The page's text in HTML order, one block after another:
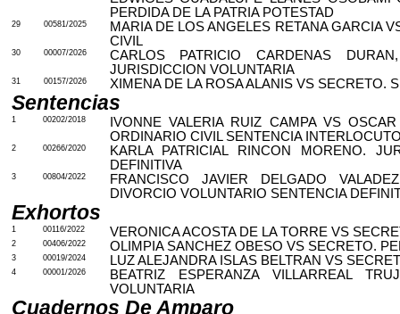
PERDIDA DE LA PATRIA POTESTAD
29 00581/2025
MARIA DE LOS ANGELES RETANA GARCIA
CIVIL
30 00007/2026
CARLOS PATRICIO CARDENAS
JURISDICCION VOLUNTARIA
31 00157/2026 XIMENA DE LA ROSA ALANIS VS SECRETO.
Sentencias
1 00202/2018
IVONNE VALERIA RUIZ CAMPA VS
ORDINARIO CIVIL SENTENCIA
2 00266/2020
KARLA PATRICIAL RINCON MORENO.
DEFINITIVA
3 00804/2022
FRANCISCO JAVIER DELGADO
DIVORCIO VOLUNTARIO SENTENCIA
Exhortos
1 00116/2022 VERONICA ACOSTA DE LA TORRE VS
2 00406/2022 OLIMPIA SANCHEZ OBESO VS SECRETO.
3 00019/2024 LUZ ALEJANDRA ISLAS BELTRAN VS
4 00001/2026
BEATRIZ ESPERANZA VILLARREAL
VOLUNTARIA
Cuadernos De Amparo